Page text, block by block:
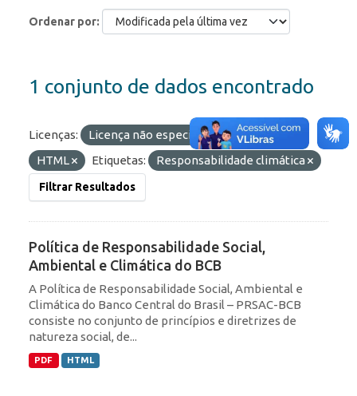
Ordenar por
1 conjunto de dados encontrado
Licenças: Licença não especificada
Formatos:
HTML
Etiquetas: Responsabilidade climática
Filtrar Resultados
Política de Responsabilidade Social,
Ambiental e Climática do BCB
A Política de Responsabilidade Social, Ambiental e
Climática do Banco Central do Brasil – PRSAC-BCB
consiste no conjunto de princípios e diretrizes de
natureza social, de...
PDF HTML